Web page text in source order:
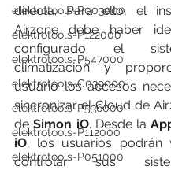
elektrotools-P003000
elektrotools-P122000
elektrotools-P547000
elektrotools-C039000
elektrotools-P536000
elektrotools-P112000
elektrotools-P051000
directa. Para ello, el
Airzone debe haber
configurado el
climatización y
usuario los accesos
sincronizar el Cloud de
de Simon iO. Desde la
iO, los usuarios podrán
controlar sus